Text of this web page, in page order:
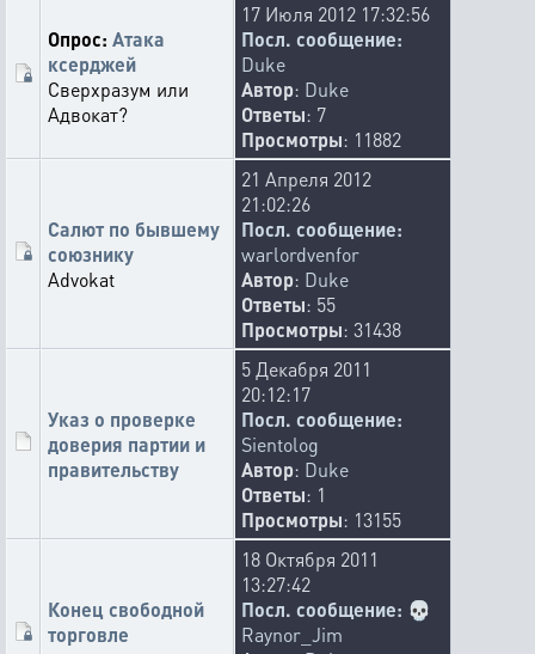
Опрос: Атака
ксерджей
Сверхразум или
Адвокат?
17 Июля 2012 17:32:56
Посл. сообщение:
Duke
Автор: Duke
Ответы: 7
Просмотры: 11882
Салют по бывшему
союзнику
Advokat
21 Апреля 2012
21:02:26
Посл. сообщение:
warlordvenfor
Автор: Duke
Ответы: 55
Просмотры: 31438
Указ о проверке
доверия партии и
правительству
5 Декабря 2011
20:12:17
Посл. сообщение:
Sientolog
Автор: Duke
Ответы: 1
Просмотры: 13155
Конец свободной
торговле
18 Октября 2011
13:27:42
Посл. сообщение: 💀
Raynor_Jim